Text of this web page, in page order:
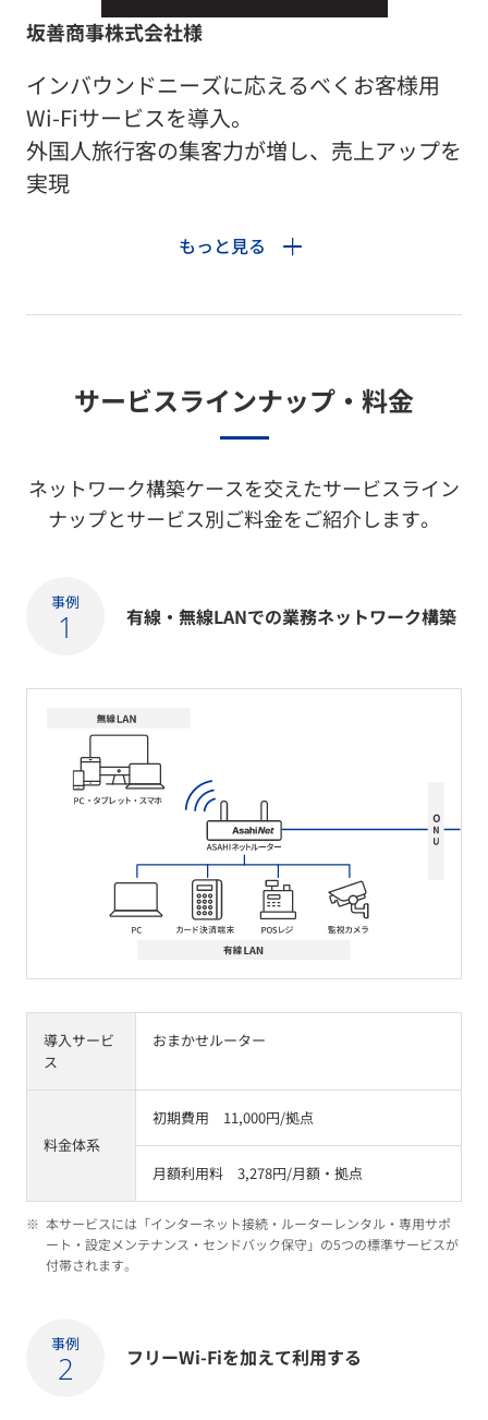
坂善商事株式会社様
インバウンドニーズに応えるべくお客様用
Wi-Fiサービスを導入。
外国人旅行客の集客力が増し、売上アップを
実現
もっと見る
サービスラインナップ・料金
ネットワーク構築ケースを交えたサービスライン
ナップとサービス別ご料金をご紹介します。
事例
1 有線・無線LANでの業務ネットワーク構築
導入サービ
ス
おまかせルーター
料金体系
初期費用 11,000円/拠点
月額利用料 3,278円/月額・拠点
※ 本サービスには「インターネット接続・ルーターレンタル・専用サポ
ート・設定メンテナンス・センドバック保守」の5つの標準サービスが
付帯されます。
事例
2 フリーWi-Fiを加えて利用する